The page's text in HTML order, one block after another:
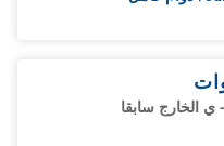
- ي الخارج سابقا